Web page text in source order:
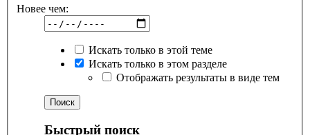
Новее чем:
Искать только в этой теме
Искать только в этом разделе
Отображать результаты в виде тем
Быстрый поиск